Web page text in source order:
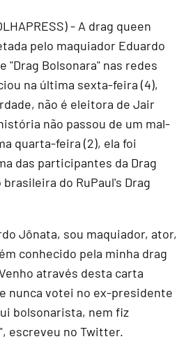
- A drag queen
pelo maquiador Eduardo
"Drag Bolsonara" nas redes
na última sexta-feira (4),
não é eleitora de Jair
não passou de um mal-
quarta-feira (2), ela foi
das participantes da Drag
do RuPaul's Drag
Jônata, sou maquiador, ator,
conhecido pela minha drag
através desta carta
nunca votei no ex-presidente
bolsonarista, nem fiz
escreveu no Twitter.